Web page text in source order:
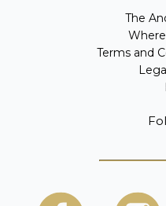
The
Terms and